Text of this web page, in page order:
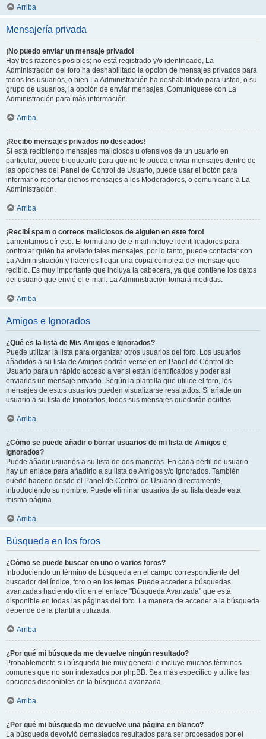
Arriba
Mensajería privada
¡No puedo enviar un mensaje privado!
Hay tres razones posibles; no está registrado y/o identificado, La
Administración del foro ha deshabilitado la opción de mensajes privados para
todos los usuarios, o bien La Administración ha deshabilitado para usted, o su
grupo de usuarios, la opción de enviar mensajes. Comuníquese con La
Administración para más información.
Arriba
¡Recibo mensajes privados no deseados!
Si está recibiendo mensajes maliciosos u ofensivos de un usuario en
particular, puede bloquearlo para que no le pueda enviar mensajes dentro de
las opciones del Panel de Control de Usuario, puede usar el botón para
informar o reportar dichos mensajes a los Moderadores, o comunicarlo a La
Administración.
Arriba
¡Recibí spam o correos maliciosos de alguien en este foro!
Lamentamos oír eso. El formulario de e-mail incluye identificadores para
controlar quién ha enviado tales mensajes, por lo tanto, puede contactar con
La Administración y hacerles llegar una copia completa del mensaje que
recibió. Es muy importante que incluya la cabecera, ya que contiene los datos
del usuario que envió el e-mail. La Administración tomará medidas.
Arriba
Amigos e Ignorados
¿Qué es la lista de Mis Amigos e Ignorados?
Puede utilizar la lista para organizar otros usuarios del foro. Los usuarios
añadidos a su lista de Amigos podrán verse en en Panel de Control de
Usuario para un rápido acceso a ver si están identificados y poder así
enviarles un mensaje privado. Según la plantilla que utilice el foro, los
mensajes de estos usuarios pueden visualizarse resaltados. Si añade un
usuario a su lista de Ignorados, todos sus mensajes quedarán ocultos.
Arriba
¿Cómo se puede añadir o borrar usuarios de mi lista de Amigos e
Ignorados?
Puede añadir usuarios a su lista de dos maneras. En cada perfil de usuario
hay un enlace para añadirlo a su lista de Amigos y/o Ignorados. También
puede hacerlo desde el Panel de Control de Usuario directamente,
introduciendo su nombre. Puede eliminar usuarios de su lista desde esta
misma página.
Arriba
Búsqueda en los foros
¿Cómo se puede buscar en uno o varios foros?
Introduciendo un término de búsqueda en el campo correspondiente del
buscador del índice, foro o en los temas. Puede acceder a búsquedas
avanzadas haciendo clic en el enlace "Búsqueda Avanzada" que está
disponible en todas las páginas del foro. La manera de acceder a la búsqueda
depende de la plantilla utilizada.
Arriba
¿Por qué mi búsqueda me devuelve ningún resultado?
Probablemente su búsqueda fue muy general e incluye muchos términos
comunes que no son indexados por phpBB. Sea más específico y utilice las
opciones disponibles en la búsqueda avanzada.
Arriba
¿Por qué mi búsqueda me devuelve una página en blanco?
La búsqueda devolvió demasiados resultados para ser procesados por el